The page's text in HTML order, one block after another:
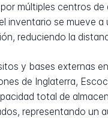
múltiples centros
inventario se mueve
reduciendo la
y bases externas
de Inglaterra,
total de
representando